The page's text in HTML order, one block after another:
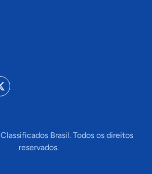
Classificados Brasil. Todos os direitos
reservados.